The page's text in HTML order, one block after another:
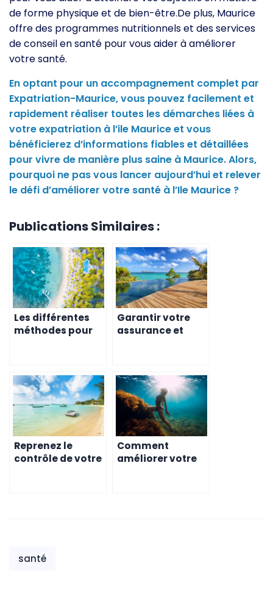
de forme physique et de bien-être.De plus, Maurice
offre des programmes nutritionnels et des services
de conseil en santé pour vous aider à améliorer
votre santé.
En optant pour un accompagnement complet par
Expatriation-Maurice, vous pouvez facilement et
rapidement réaliser toutes les démarches liées à
votre expatriation à l’ile Maurice et vous
bénéficierez d’informations fiables et détaillées
pour vivre de manière plus saine à Maurice. Alors,
pourquoi ne pas vous lancer aujourd’hui et relever
le défi d’améliorer votre santé à l’Ile Maurice ?
Publications Similaires :
Les différentes
méthodes pour
Garantir votre
assurance et
Reprenez le
contrôle de votre
Comment
améliorer votre
santé